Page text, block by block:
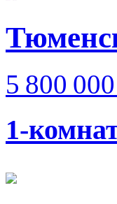
5 800
1-